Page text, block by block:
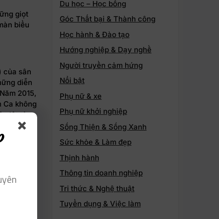
giọt
biểu
của sân
diễn
2015,
Ca không
lột tả
nhận ra
diễn:
đáo và
Du học – Học bổng
Góc Thất bại & Thành công
Học hành & Đào tạo
Hướng nghiệp & Dạy nghề
Người truyền cảm hứng
Nổi bật
Phụ nữ & xe
Phụ nữ khởi nghiệp
Sống Thiện & Sống Xanh
Sức khỏe & Làm đẹp
Thịnh hành
Thông tin doanh nghiệp
Tri thức & Nghệ thuật
Tuyển dụng & Việc làm